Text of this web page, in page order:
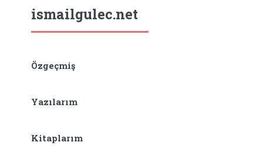
ismailgulec.net
Özgeçmiş
Yazılarım
Kitaplarım